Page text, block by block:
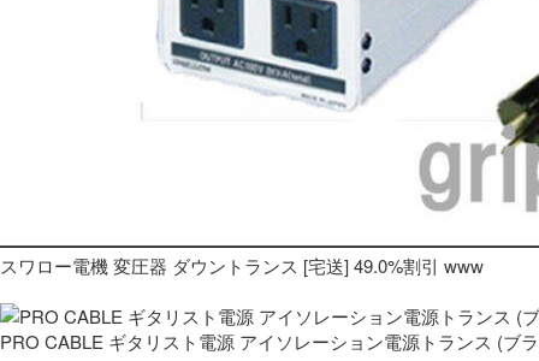
スワロー電機 変圧器 ダウントランス [宅送] 49.0%割引 www
PRO CABLE ギタリスト電源 アイソレーション電源トランス (ブ